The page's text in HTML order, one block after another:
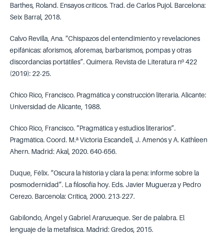
Barthes, Roland. Ensayos críticos. Trad. de Carlos Pujol. Barcelona:
Seix Barral, 2018.
Calvo Revilla, Ana. “Chispazos del entendimiento y revelaciones
epifánicas: aforismos, aforemas, barbarismos, pompas y otras
discordancias portátiles”. Quimera. Revista de Literatura nº 422
(2019): 22-25.
Chico Rico, Francisco. Pragmática y construcción literaria. Alicante:
Universidad de Alicante, 1988.
Chico Rico, Francisco. “Pragmática y estudios literarios”.
Pragmática. Coord. M.ª Victoria Escandell, J. Amenós y A. Kathleen
Ahern. Madrid: Akal, 2020. 640-656.
Duque, Félix. “Oscura la historia y clara la pena: informe sobre la
posmodernidad”. La filosofía hoy. Eds. Javier Muguerza y Pedro
Cerezo. Barcenola: Crítica, 2000. 213-227.
Gabilondo, Ángel y Gabriel Aranzueque. Ser de palabra. El
lenguaje de la metafísica. Madrid: Gredos, 2015.